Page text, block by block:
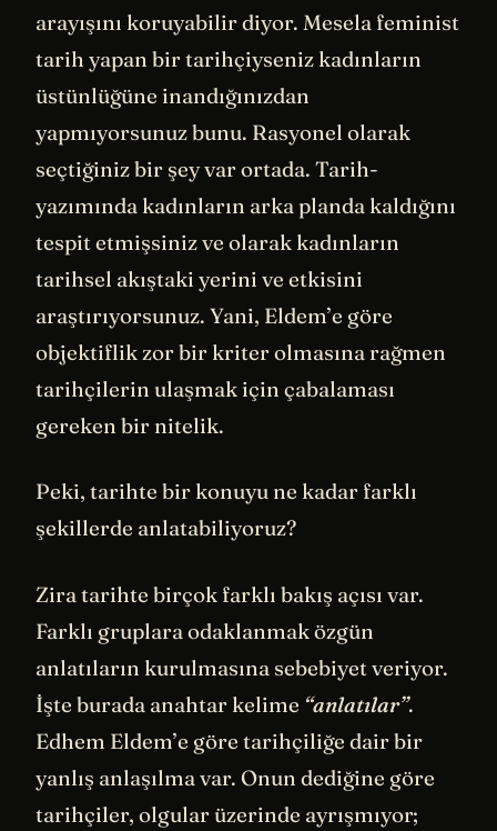
arayışını koruyabilir diyor. Mesela feminist
tarih yapan bir tarihçiyseniz kadınların
üstünlüğüne inandığınızdan
yapmıyorsunuz bunu. Rasyonel olarak
seçtiğiniz bir şey var ortada. Tarih-
yazımında kadınların arka planda kaldığını
tespit etmişsiniz ve olarak kadınların
tarihsel akıştaki yerini ve etkisini
araştırıyorsunuz. Yani, Eldem’e göre
objektiflik zor bir kriter olmasına rağmen
tarihçilerin ulaşmak için çabalaması
gereken bir nitelik.
Peki, tarihte bir konuyu ne kadar farklı
şekillerde anlatabiliyoruz?
Zira tarihte birçok farklı bakış açısı var.
Farklı gruplara odaklanmak özgün
anlatıların kurulmasına sebebiyet veriyor.
İşte burada anahtar kelime “anlatılar”.
Edhem Eldem’e göre tarihçiliğe dair bir
yanlış anlaşılma var. Onun dediğine göre
tarihçiler, olgular üzerinde ayrışmıyor;